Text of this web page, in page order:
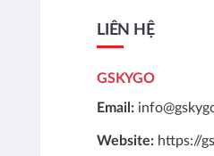
LIÊN HỆ
GSKYGO
Email:
Website: https://